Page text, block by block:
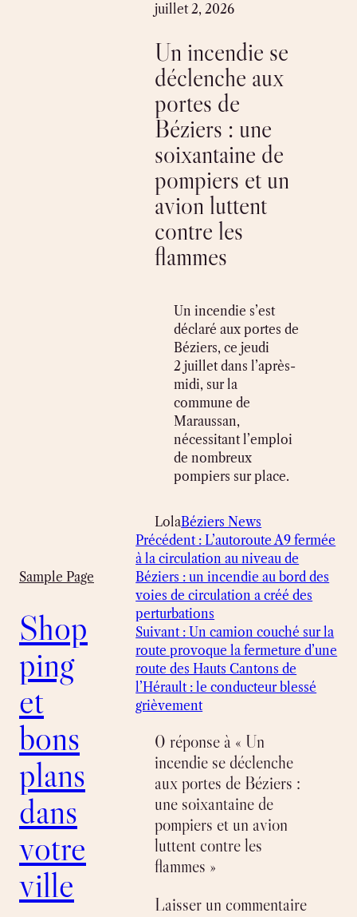
Sample Page
Shop
ping
et
bons
plans
dans
votre
ville
juillet 2, 2026
Un incendie se
déclenche aux
portes de
Béziers : une
soixantaine de
pompiers et un
avion luttent
contre les
flammes
Un incendie s’est
déclaré aux portes de
Béziers, ce jeudi
2 juillet dans l’après-
midi, sur la
commune de
Maraussan,
nécessitant l’emploi
de nombreux
pompiers sur place.
LolaBéziers News
Précédent : L’autoroute A9 fermée
à la circulation au niveau de
Béziers : un incendie au bord des
voies de circulation a créé des
perturbations
Suivant : Un camion couché sur la
route provoque la fermeture d’une
route des Hauts Cantons de
l’Hérault : le conducteur blessé
grièvement
0 réponse à « Un
incendie se déclenche
aux portes de Béziers :
une soixantaine de
pompiers et un avion
luttent contre les
flammes »
Laisser un commentaire